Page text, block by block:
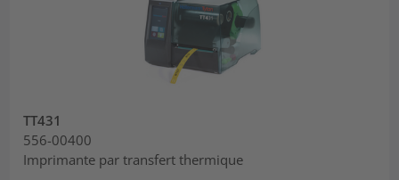
TT431
556-00400
Imprimante par transfert thermique